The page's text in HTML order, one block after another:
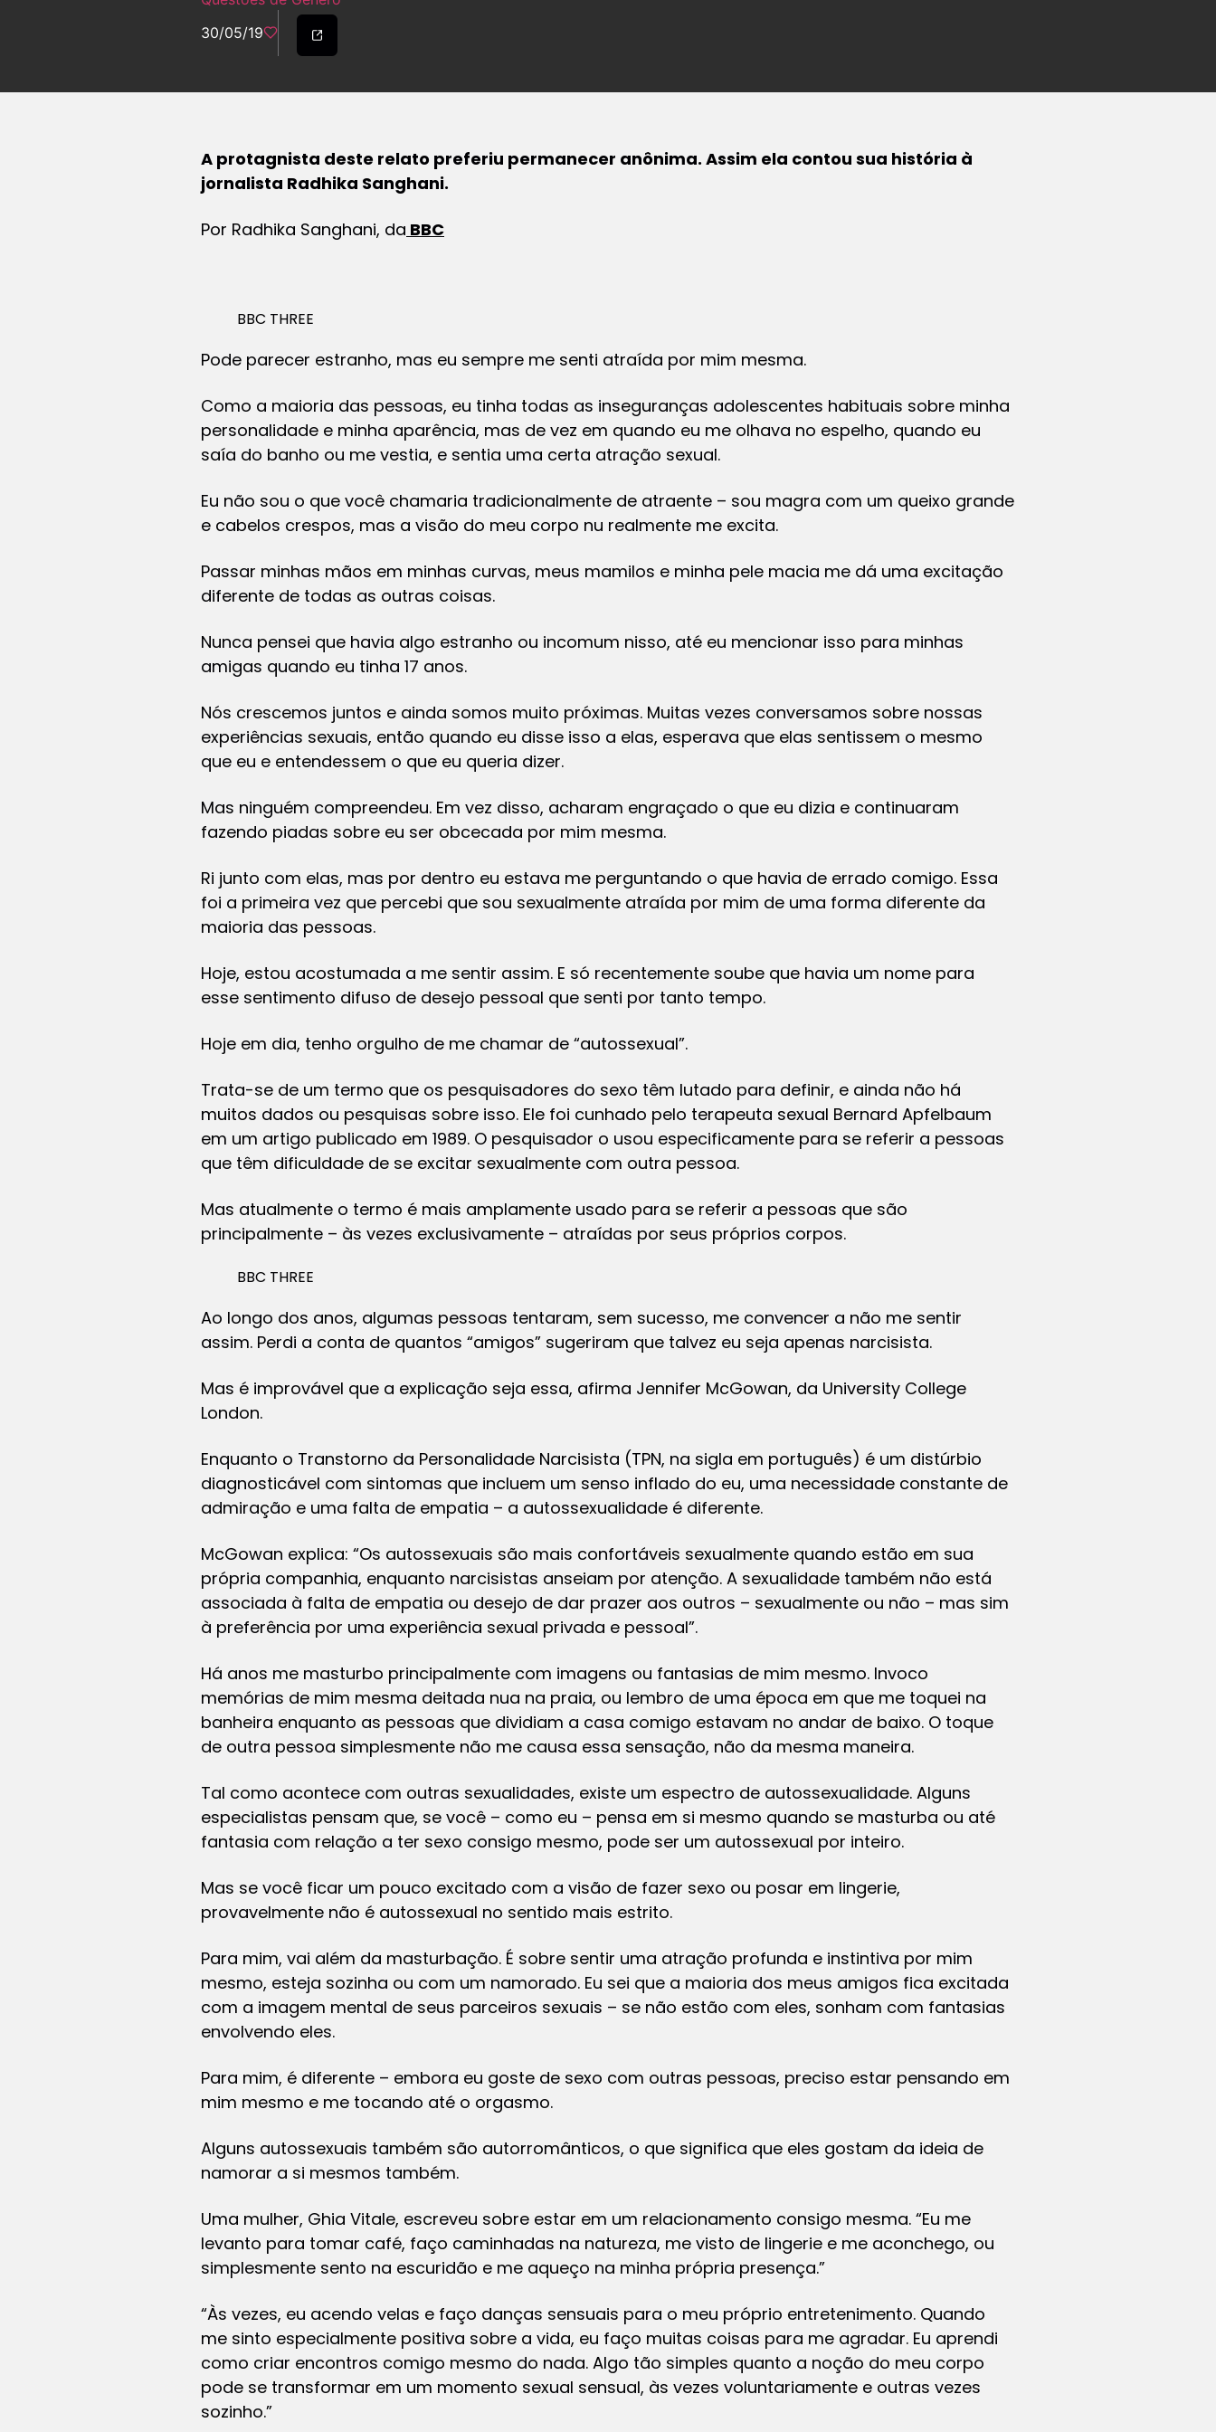
30/05/19
A protagnista deste relato preferiu permanecer anônima. Assim ela contou sua história à
jornalista Radhika Sanghani.
Por Radhika Sanghani, da BBC
BBC THREE
Pode parecer estranho, mas eu sempre me senti atraída por mim mesma.
Como a maioria das pessoas, eu tinha todas as inseguranças adolescentes habituais sobre minha
personalidade e minha aparência, mas de vez em quando eu me olhava no espelho, quando eu
saía do banho ou me vestia, e sentia uma certa atração sexual.
Eu não sou o que você chamaria tradicionalmente de atraente – sou magra com um queixo grande
e cabelos crespos, mas a visão do meu corpo nu realmente me excita.
Passar minhas mãos em minhas curvas, meus mamilos e minha pele macia me dá uma excitação
diferente de todas as outras coisas.
Nunca pensei que havia algo estranho ou incomum nisso, até eu mencionar isso para minhas
amigas quando eu tinha 17 anos.
Nós crescemos juntos e ainda somos muito próximas. Muitas vezes conversamos sobre nossas
experiências sexuais, então quando eu disse isso a elas, esperava que elas sentissem o mesmo
que eu e entendessem o que eu queria dizer.
Mas ninguém compreendeu. Em vez disso, acharam engraçado o que eu dizia e continuaram
fazendo piadas sobre eu ser obcecada por mim mesma.
Ri junto com elas, mas por dentro eu estava me perguntando o que havia de errado comigo. Essa
foi a primeira vez que percebi que sou sexualmente atraída por mim de uma forma diferente da
maioria das pessoas.
Hoje, estou acostumada a me sentir assim. E só recentemente soube que havia um nome para
esse sentimento difuso de desejo pessoal que senti por tanto tempo.
Hoje em dia, tenho orgulho de me chamar de “autossexual”.
Trata-se de um termo que os pesquisadores do sexo têm lutado para definir, e ainda não há
muitos dados ou pesquisas sobre isso. Ele foi cunhado pelo terapeuta sexual Bernard Apfelbaum
em um artigo publicado em 1989. O pesquisador o usou especificamente para se referir a pessoas
que têm dificuldade de se excitar sexualmente com outra pessoa.
Mas atualmente o termo é mais amplamente usado para se referir a pessoas que são
principalmente – às vezes exclusivamente – atraídas por seus próprios corpos.
BBC THREE
Ao longo dos anos, algumas pessoas tentaram, sem sucesso, me convencer a não me sentir
assim. Perdi a conta de quantos “amigos” sugeriram que talvez eu seja apenas narcisista.
Mas é improvável que a explicação seja essa, afirma Jennifer McGowan, da University College
London.
Enquanto o Transtorno da Personalidade Narcisista (TPN, na sigla em português) é um distúrbio
diagnosticável com sintomas que incluem um senso inflado do eu, uma necessidade constante de
admiração e uma falta de empatia – a autossexualidade é diferente.
McGowan explica: “Os autossexuais são mais confortáveis sexualmente quando estão em sua
própria companhia, enquanto narcisistas anseiam por atenção. A sexualidade também não está
associada à falta de empatia ou desejo de dar prazer aos outros – sexualmente ou não – mas sim
à preferência por uma experiência sexual privada e pessoal”.
Há anos me masturbo principalmente com imagens ou fantasias de mim mesmo. Invoco
memórias de mim mesma deitada nua na praia, ou lembro de uma época em que me toquei na
banheira enquanto as pessoas que dividiam a casa comigo estavam no andar de baixo. O toque
de outra pessoa simplesmente não me causa essa sensação, não da mesma maneira.
Tal como acontece com outras sexualidades, existe um espectro de autossexualidade. Alguns
especialistas pensam que, se você – como eu – pensa em si mesmo quando se masturba ou até
fantasia com relação a ter sexo consigo mesmo, pode ser um autossexual por inteiro.
Mas se você ficar um pouco excitado com a visão de fazer sexo ou posar em lingerie,
provavelmente não é autossexual no sentido mais estrito.
Para mim, vai além da masturbação. É sobre sentir uma atração profunda e instintiva por mim
mesmo, esteja sozinha ou com um namorado. Eu sei que a maioria dos meus amigos fica excitada
com a imagem mental de seus parceiros sexuais – se não estão com eles, sonham com fantasias
envolvendo eles.
Para mim, é diferente – embora eu goste de sexo com outras pessoas, preciso estar pensando em
mim mesmo e me tocando até o orgasmo.
Alguns autossexuais também são autorromânticos, o que significa que eles gostam da ideia de
namorar a si mesmos também.
Uma mulher, Ghia Vitale, escreveu sobre estar em um relacionamento consigo mesma. “Eu me
levanto para tomar café, faço caminhadas na natureza, me visto de lingerie e me aconchego, ou
simplesmente sento na escuridão e me aqueço na minha própria presença.”
“Às vezes, eu acendo velas e faço danças sensuais para o meu próprio entretenimento. Quando
me sinto especialmente positiva sobre a vida, eu faço muitas coisas para me agradar. Eu aprendi
como criar encontros comigo mesmo do nada. Algo tão simples quanto a noção do meu corpo
pode se transformar em um momento sexual sensual, às vezes voluntariamente e outras vezes
sozinho.”